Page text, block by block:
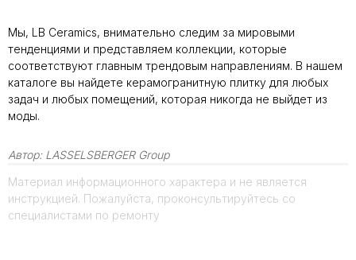
Мы, LB Ceramics, внимательно следим за мировыми
тенденциями и представляем коллекции, которые
соответствуют главным трендовым направлениям. В нашем
каталоге вы найдете керамогранитную плитку для любых
задач и любых помещений, которая никогда не выйдет из
моды.
Автор: LASSELSBERGER Group
Материал информационного характера и не является
инструкцией. Пожалуйста, проконсультируйтесь со
специалистами по ремонту